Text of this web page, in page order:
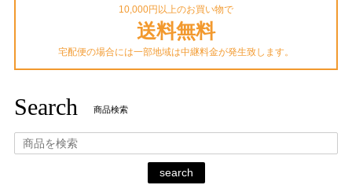
10,000円以上のお買い物で
送料無料
宅配便の場合には一部地域は中継料金が発生致します。
Search 商品検索
search